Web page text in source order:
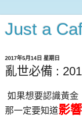
Just a
2017年5月14日 星期日
亂世必備 :
如果想要認識黃金
那一定要知道影